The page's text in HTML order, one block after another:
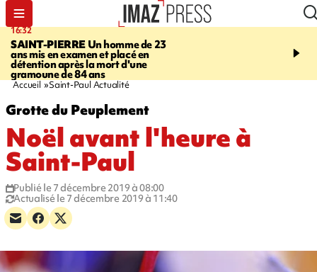
16:32
SAINT-PIERREUn homme de 23
ans mis en examen et placé en
détention après la mort d'une
gramoune de 84 ans
21:08
et Turquie scellent un
Accueil Saint-Paul Actualité
Grotte du Peuplement
Noël avant l'heure à
Saint-Paul
Publié le 7 décembre 2019 à 08:00
Actualisé le 7 décembre 2019 à 11:40